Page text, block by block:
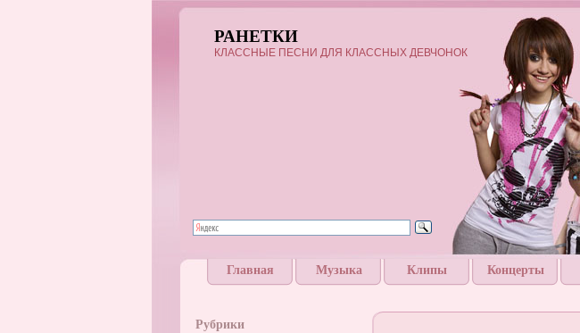
РАНЕТКИ
КЛАССНЫЕ ПЕСНИ ДЛЯ КЛАССНЫХ ДЕВЧОНОК
Главная Музыка Клипы Концерты
Рубрики